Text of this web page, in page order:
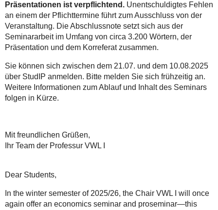
Präsentationen ist verpflichtend.Unentschuldigtes Fehlen
an einem der Pflichttermine führt zum Ausschluss von der
Veranstaltung. Die Abschlussnote setzt sich aus der
Seminararbeit im Umfang von circa 3.200 Wörtern, der
Präsentation und dem Korreferat zusammen.
Sie können sich zwischen dem 21.07. und dem 10.08.2025
über StudIP anmelden. Bitte melden Sie sich frühzeitig an.
Weitere Informationen zum Ablauf und Inhalt des Seminars
folgen in Kürze.
Mit freundlichen Grüßen,
Ihr Team der Professur VWL I
Dear Students,
In the winter semester of 2025/26, the Chair VWL I will once
again offer an economics seminar and proseminar—this